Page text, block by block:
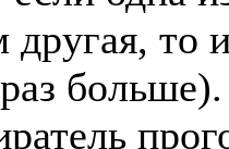
другая, то
раз